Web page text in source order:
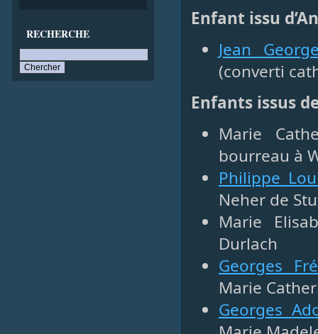
RECHERCHE
Enfant issu
Jean
(converti
Enfants issus
Marie
bourreau à
Philippe
Neher de
Marie
Durlach
Georges
Marie
Georges